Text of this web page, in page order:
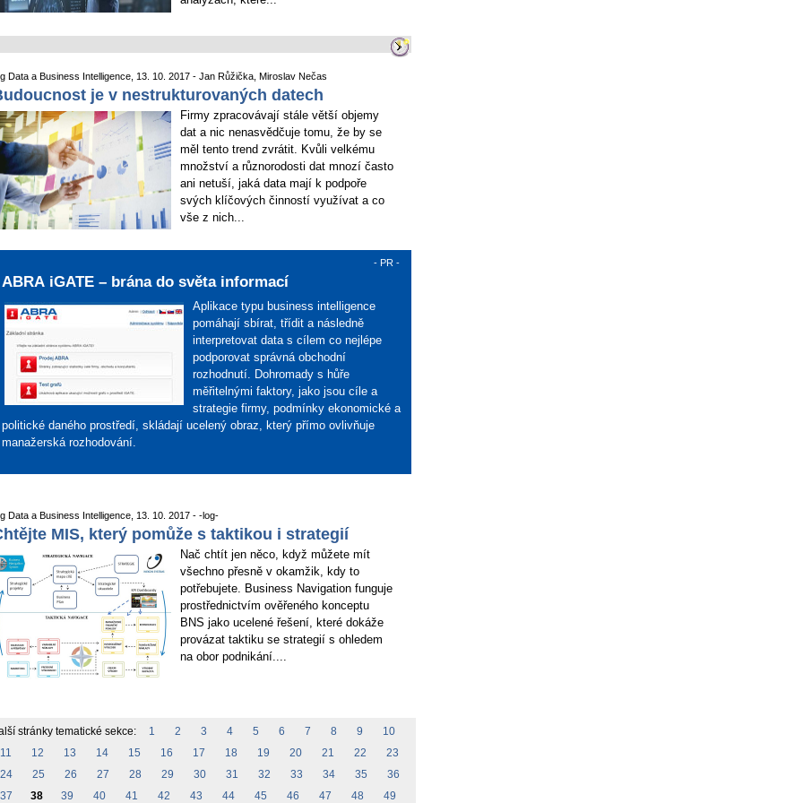
Data a Business Intelligence, 13. 10. 2017 - Jan Růžička, Miroslav Nečas
je v nestrukturovaných datech
Firmy zpracovávají stále větší objemy
dat a nic nenasvědčuje tomu, že by se
měl tento trend zvrátit. Kvůli velkému
množství a různorodosti dat mnozí často
ani netuší, jaká data mají k podpoře
svých klíčových činností využívat a co
vše z nich...
- PR -
ABRA iGATE – brána do světa informací
Aplikace typu business intelligence
pomáhají sbírat, třídit a následně
interpretovat data s cílem co nejlépe
podporovat správná obchodní
rozhodnutí. Dohromady s hůře
měřitelnými faktory, jako jsou cíle a
strategie firmy, podmínky ekonomické a
politické daného prostředí, skládají ucelený obraz, který přímo ovlivňuje
manažerská rozhodování.
Data a Business Intelligence, 13. 10. 2017 - -log-
MIS, který pomůže s taktikou i strategií
Nač chtít jen něco, když můžete mít
všechno přesně v okamžik, kdy to
potřebujete. Business Navigation funguje
prostřednictvím ověřeného konceptu
BNS jako ucelené řešení, které dokáže
provázat taktiku se strategií s ohledem
na obor podnikání....
stránky tematické sekce: 1 2 3 4 5 6 7 8 9
10
11
12 13 14 15 16 17 18 19 20 21 22
23
24
25 26 27 28 29 30 31 32 33 34 35
36
37
38 39 40 41 42 43 44 45 46 47 48 49